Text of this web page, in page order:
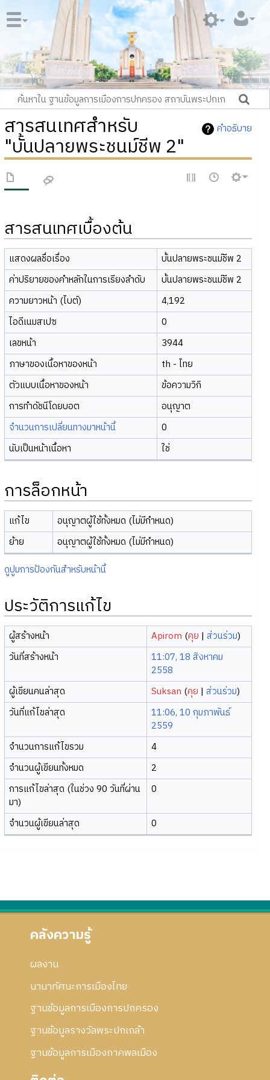
คำอธิบาย
สารสนเทศสำหรับ
"บั้นปลายพระชนม์ชีพ 2"
สารสนเทศเบื้องต้น
แสดงผลชื่อเรื่อง
บั้นปลายพระชนม์ชีพ 2
ค่าปริยายของคำหลักในการเรียงลำดับ
บั้นปลายพระชนม์ชีพ 2
ความยาวหน้า (ไบต์)
4,192
ไอดีเนมสเปซ
0
เลขหน้า
3944
ภาษาของเนื้อหาของหน้า
th - ไทย
ตัวแบบเนื้อหาของหน้า
ข้อความวิกิ
การทำดัชนีโดยบอต
อนุญาต
จำนวนการเปลี่ยนทางมาหน้านี้
0
นับเป็นหน้าเนื้อหา
ใช่
การล็อกหน้า
แก้ไข
อนุญาตผู้ใช้ทั้งหมด (ไม่มีกำหนด)
ย้าย
อนุญาตผู้ใช้ทั้งหมด (ไม่มีกำหนด)
ดูปูมการป้องกันสำหรับหน้านี้
ประวัติการแก้ไข
ผู้สร้างหน้า Apirom (คุย |ส่วนร่วม)
วันที่สร้างหน้า
11:07, 18 สิงหาคม
2558
ผู้เขียนคนล่าสุด
Suksan (คุย |ส่วนร่วม)
วันที่แก้ไขล่าสุด
11:06, 10 กุมภาพันธ์
2559
จำนวนการแก้ไขรวม
4
จำนวนผู้เขียนทั้งหมด
2
การแก้ไขล่าสุด (ในช่วง 90 วันที่ผ่าน
มา)
0
จำนวนผู้เขียนล่าสุด 0
คลังความรู้
ผลงาน
นานาทัศนะการเมืองไทย
ฐานข้อมูลการเมืองการปกครอง
ฐานข้อมูลรางวัลพระปกเกล้า
ฐานข้อมูลการเมืองภาคพลเมือง